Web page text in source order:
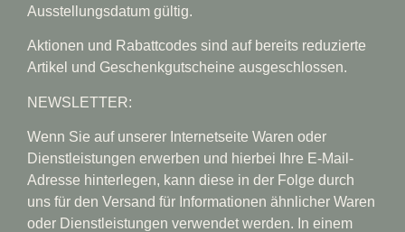
Ausstellungsdatum gültig.
Aktionen und Rabattcodes sind auf bereits reduzierte
Artikel und Geschenkgutscheine ausgeschlossen.
NEWSLETTER:
Wenn Sie auf unserer Internetseite Waren oder
Dienstleistungen erwerben und hierbei Ihre E-Mail-
Adresse hinterlegen, kann diese in der Folge durch
uns für den Versand für Informationen ähnlicher Waren
oder Dienstleistungen verwendet werden. In einem